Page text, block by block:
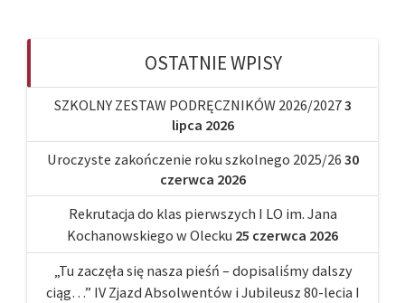
OSTATNIE WPISY
SZKOLNY ZESTAW PODRĘCZNIKÓW 2026/20273
lipca 2026
Uroczyste zakończenie roku szkolnego 2025/26 30
czerwca 2026
Rekrutacja do klas pierwszych I LO im. Jana
Kochanowskiego w Olecku 25 czerwca 2026
„Tu zaczęła się nasza pieśń – dopisaliśmy dalszy
ciąg…” IV Zjazd Absolwentów i Jubileusz 80-lecia I